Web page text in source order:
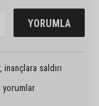
saldırı
yorumlar